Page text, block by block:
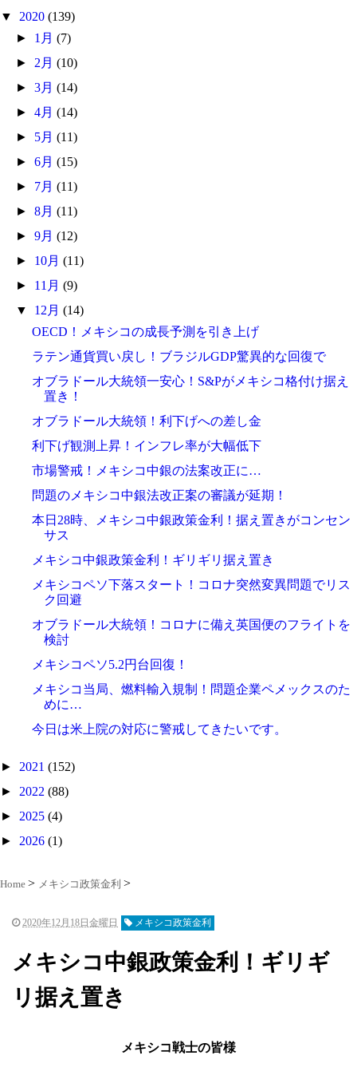
▼ 2020 (139)
► 1月(7)
► 2月(10)
►3月(14)
►4月(14)
► 5月(11)
►6月(15)
► 7月(11)
►8月(11)
►9月(12)
► 10月(11)
► 11月(9)
▼ 12月(14)
OECD！メキシコの成長予測を引き上げ
ラテン通貨買い戻し！ブラジルGDP驚異的な回復で
オブラドール大統領一安心！S&Pがメキシコ格付け据え
置き！
オブラドール大統領！利下げへの差し金
利下げ観測上昇！インフレ率が大幅低下
市場警戒！メキシコ中銀の法案改正に…
問題のメキシコ中銀法改正案の審議が延期！
本日28時、メキシコ中銀政策金利！据え置きがコンセン
サス
メキシコ中銀政策金利！ギリギリ据え置き
メキシコペソ下落スタート！コロナ突然変異問題でリス
ク回避
オブラドール大統領！コロナに備え英国便のフライトを
検討
メキシコペソ5.2円台回復！
メキシコ当局、燃料輸入規制！問題企業ペメックスのた
めに…
今日は米上院の対応に警戒してきたいです。
► 2021 (152)
► 2022 (88)
► 2025 (4)
► 2026 (1)
Home メキシコ政策金利
2020年12月18日金曜日 メキシコ政策金利
メキシコ中銀政策金利！ギリギ
リ据え置き
メキシコ戦士の皆様